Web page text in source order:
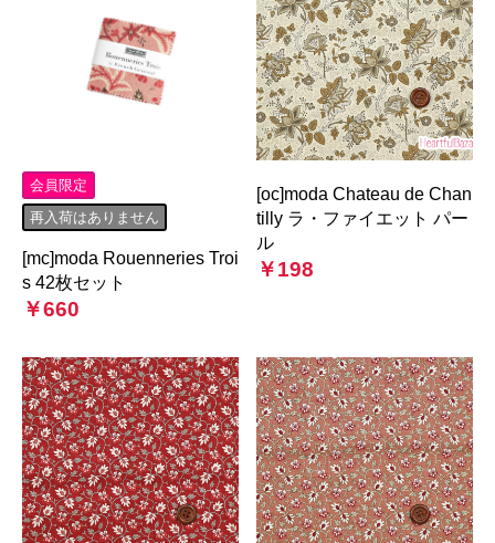
会員限定
再入荷はありません
[mc]moda Rouenneries Troi
s 42枚セット
￥660
[oc]moda Chateau de Chan
tilly ラ・ファイエット パー
ル
￥198